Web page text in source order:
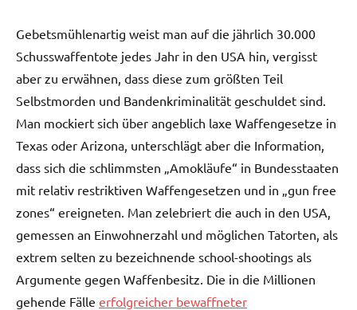
Gebetsmühlenartig weist man auf die jährlich 30.000
Schusswaffentote jedes Jahr in den USA hin, vergisst
aber zu erwähnen, dass diese zum größten Teil
Selbstmorden und Bandenkriminalität geschuldet sind.
Man mockiert sich über angeblich laxe Waffengesetze in
Texas oder Arizona, unterschlägt aber die Information,
dass sich die schlimmsten „Amokläufe“ in Bundesstaaten
mit relativ restriktiven Waffengesetzen und in „gun free
zones“ ereigneten. Man zelebriert die auch in den USA,
gemessen an Einwohnerzahl und möglichen Tatorten, als
extrem selten zu bezeichnende school-shootings als
Argumente gegen Waffenbesitz. Die in die Millionen
gehende Fälle erfolgreicher bewaffneter